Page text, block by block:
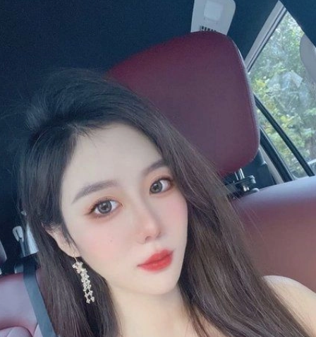
https://issiloo.edu.vn/vitamin-gai-xinh